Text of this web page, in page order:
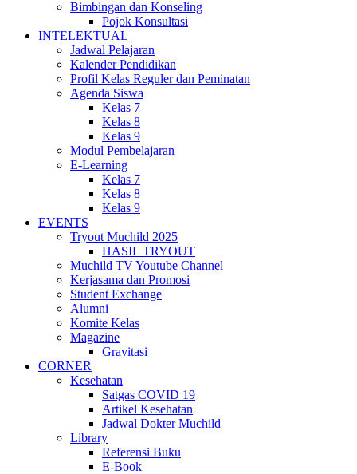
Bimbingan dan Konseling
Pojok Konsultasi
INTELEKTUAL
Jadwal Pelajaran
Kalender Pendidikan
Profil Kelas Reguler dan Peminatan
Agenda Siswa
Kelas 7
Kelas 8
Kelas 9
Modul Pembelajaran
E-Learning
Kelas 7
Kelas 8
Kelas 9
EVENTS
Tryout Muchild 2025
HASIL TRYOUT
Muchild TV Youtube Channel
Kerjasama dan Promosi
Student Exchange
Alumni
Komite Kelas
Magazine
Gravitasi
CORNER
Kesehatan
Satgas COVID 19
Artikel Kesehatan
Jadwal Dokter Muchild
Library
Referensi Buku
E-Book